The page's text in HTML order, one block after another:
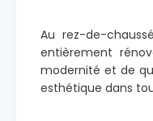
Au rez-de-
entièrement
modernité et de
esthétique dans